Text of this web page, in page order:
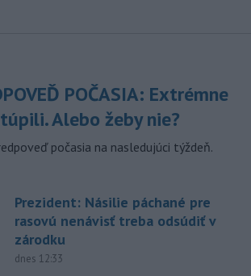
POČASIA: Extrémne
Alebo žeby nie?
počasia na nasledujúci týždeň.
Prezident: Násilie páchané pre
rasovú nenávisť treba odsúdiť v
zárodku
dnes 12:33